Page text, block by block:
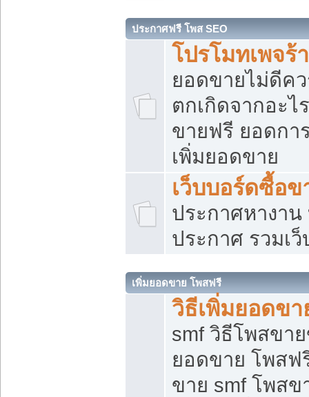
ประกาศฟรี โพส SEO
โปรโมทเพจร้
ยอดขายไม่ดีค
ตกเกิดจากอะไ
ขายฟรี ยอดกา
เพิ่มยอดขาย
เว็บบอร์ดซื้อข
ประกาศหางาน
ประกาศ รวมเ
เพิ่มยอดขาย โพสฟรี
วิธีเพิ่มยอดข
smf วิธีโพสขา
ยอดขาย โพสฟ
ขาย smf โพส